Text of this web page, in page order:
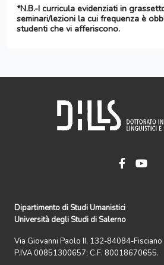
*N.B.-I curricula evidenziati in
seminari/lezioni la cui frequenza è
studenti che vi afferiscono.
Dipartimento di Studi Umanistici
Università degli Studi di Salerno
Via Giovanni Paolo II, 132-84084-Fisciano
P.IVA 00851300657; C.F. 80018670655.